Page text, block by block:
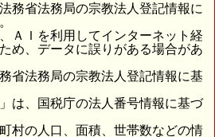
務省法務局の宗教法人登記情報に
ＡＩを利用してインターネット経
め、データに誤りがある場合があ
省法務局の宗教法人登記情報に基
は、国税庁の法人番号情報に基づ
村の人口、面積、世帯数などの情